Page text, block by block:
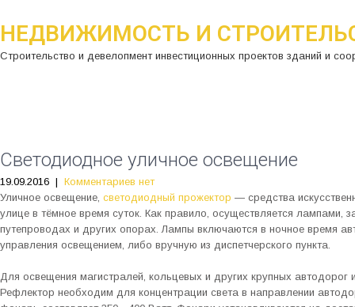
НЕДВИЖИМОСТЬ И
Строительство и девелопмент инвестиционных проектов зданий и
Светодиодное уличное освещение
19.09.2016 | Комментариев нет
Уличное освещение, светодиодный прожектор — средства
улице в тёмное время суток. Как правило, осуществляется лампами,
путепроводах и других опорах. Лампы включаются в ночное время
управления освещением, либо вручную из диспетчерского пункта.
Для освещения магистралей, кольцевых и других крупных
Рефлектор необходим для концентрации света в направлении